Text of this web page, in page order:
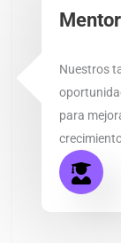
Nuestros
para